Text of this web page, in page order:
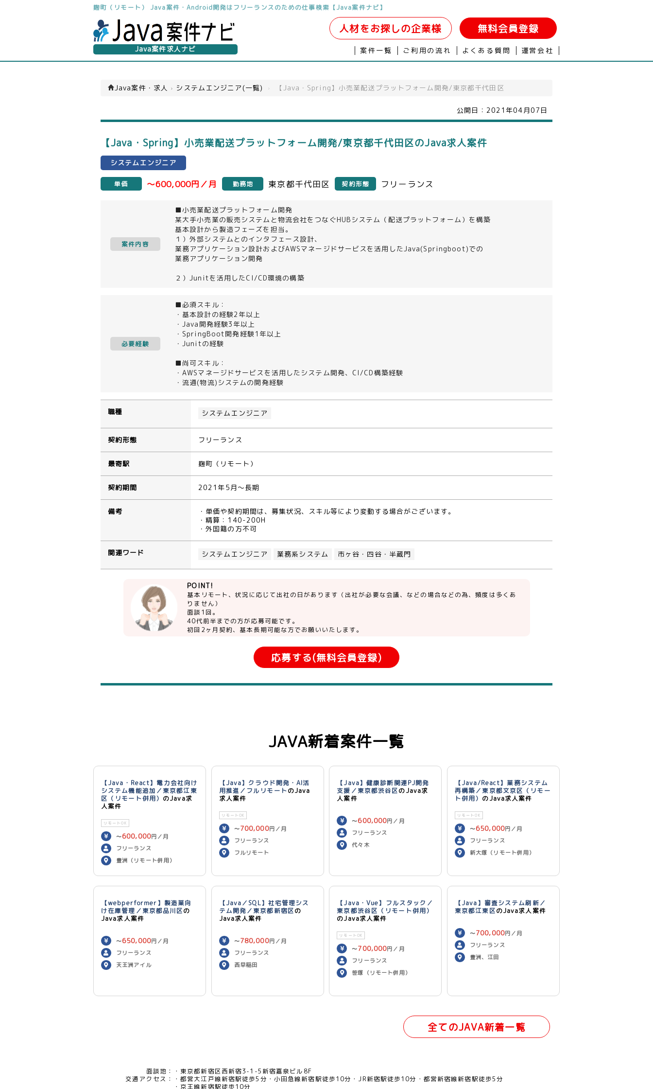
麹町（リモート） Java案件・Android開発はフリーランスのための仕事検索【Java案件ナビ】
Java案件求人ナビ
人材をお探しの企業様 無料会員登録
案件一覧 ご利用の流れ よくある質問 運営会社
Java案件・求人 › システムエンジニア(一覧) › 【Java・Spring】小売業配送プラットフォーム開発/東京都千代田区
公開日： 2021年04月07日
【Java・Spring】小売業配送プラットフォーム開発/東京都千代田区のJava求人案件
システムエンジニア
単価 ～600,000円／月 勤務地 東京都千代田区 契約形態 フリーランス
案件内容
■小売業配送プラットフォーム開発
某大手小売業の販売システムと物流会社をつなぐHUBシステム（配送プラットフォーム）を構築
基本設計から製造フェーズを担当。
１）外部システムとのインタフェース設計、
業務アプリケーション設計およびAWSマネージドサービスを活用したJava(Springboot)での
業務アプリケーション開発
２）Junitを活用したCI/CD環境の構築
必要経験
■必須スキル：
・基本設計の経験2年以上
・Java開発経験3年以上
・SpringBoot開発経験1年以上
・Junitの経験
■尚可スキル：
・AWSマネージドサービスを活用したシステム開発、CI/CD構築経験
・流通(物流)システムの開発経験
職種 システムエンジニア
契約形態 フリーランス
最寄駅 麹町（リモート）
契約期間 2021年5月～長期
備考
・単価や契約期間は、募集状況、スキル等により変動する場合がございます。
・精算：140-200H
・外国籍の方不可
関連ワード システムエンジニア 業務系システム 市ヶ谷・四谷・半蔵門
POINT!
基本リモート、状況に応じて出社の日があります（出社が必要な会議、などの場合などの為、頻度は多くあ
りません）
面談1回。
40代前半までの方が応募可能です。
初回2ヶ月契約、基本長期可能な方でお願いいたします。
応募する(無料会員登録)
JAVA新着案件一覧
【Java・React】電力会社向け
システム機能追加／東京都江東
区（リモート併用） のJava求
人案件
リモートOK
〜600,000円／月
フリーランス
豊洲（リモート併用）
【Java】クラウド開発・AI活
用推進／フルリモートのJava
求人案件
リモートOK
〜700,000円／月
フリーランス
フルリモート
【Java】健康診断関連PJ開発
支援／東京都渋谷区のJava求
人案件
〜600,000円／月
フリーランス
代々木
【Java/React】業務システム
再構築／東京都文京区（リモー
ト併用） のJava求人案件
リモートOK
〜650,000円／月
フリーランス
新大塚（リモート併用）
【webperformer】製造業向
け在庫管理／東京都品川区の
Java求人案件
〜650,000円／月
フリーランス
天王洲アイル
【Java／SQL】社宅管理シス
テム開発／東京都新宿区の
Java求人案件
〜780,000円／月
フリーランス
西早稲田
【Java・Vue】フルスタック／
東京都渋谷区（リモート併用）
のJava求人案件
リモートOK
〜700,000円／月
フリーランス
笹塚（リモート併用）
【Java】審査システム刷新／
東京都江東区のJava求人案件
〜700,000円／月
フリーランス
豊洲、江田
全てのJAVA新着一覧
面談地：
東京都新宿区西新宿3-1-5新宿嘉泉ビル8F
交通アクセス：
都営大江戸線新宿駅徒歩5分 小田急線新宿駅徒歩10分 JR新宿駅徒歩10分
都営新宿線新宿駅徒歩5分
京王線新宿駅徒歩10分